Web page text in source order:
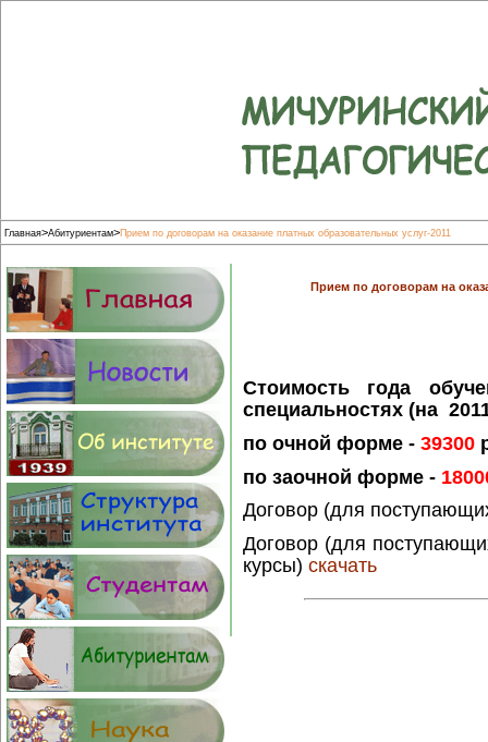
Главная>Абитуриентам>Прием по договорам на оказание платных образовательных услуг-2011
Прием по договорам на
Стоимость года
специальностях (на
по очной форме - 39300
по заочной форме -
Договор (для
Договор (для
курсы) скачать